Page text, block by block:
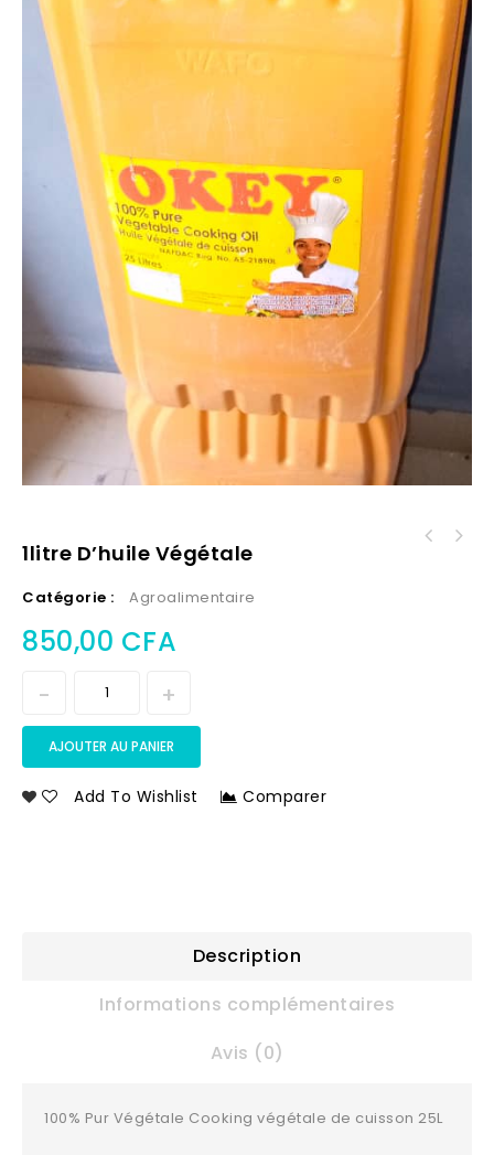
1litre D’huile Végétale
Catégorie : Agroalimentaire
850,00 CFA
AJOUTER AU PANIER
Add To Wishlist Comparer
Description
Informations complémentaires
Avis (0)
100% Pur Végétale Cooking végétale de cuisson 25L